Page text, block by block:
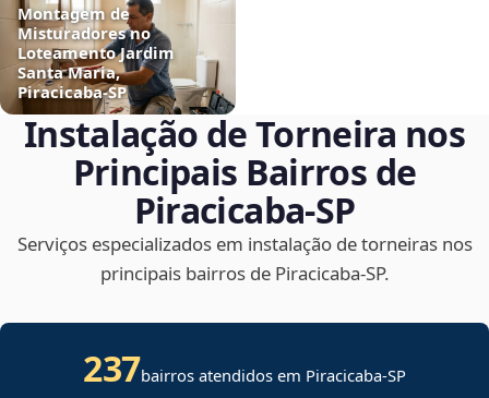
Montagem de
Misturadores no
Loteamento Jardim
Santa Maria,
Piracicaba‑SP
Instalação de Torneira nos
Principais Bairros de
Piracicaba‑SP
Serviços especializados em instalação de torneiras nos
principais bairros de Piracicaba‑SP.
237bairros atendidos em Piracicaba-SP